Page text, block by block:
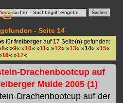
- Seite 14
fürfreiberger auf 17 Seite(n) gefunden:
8« »9« »10« »11« »12« »13« »14« »15«
16« »17«
Drachenbootcup auf
Mulde 2005 (1)
Drachenbootcup auf der